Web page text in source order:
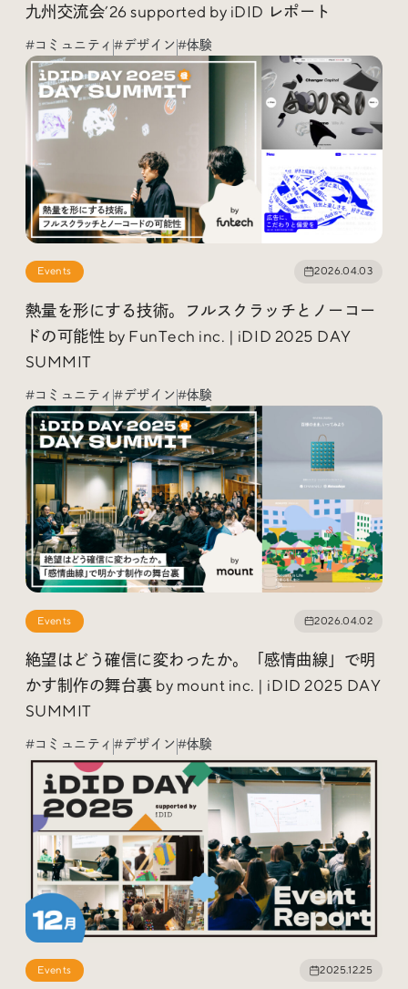
Radio
iDID Podcast
「iDID RADIO」を隔週で公開中！
クリエイティブ業界のニュースやイベント情報、 今週話
題になったサイトなどを30分でお届けします。
AboutNews
Trend Tags
#Podcast #デザイン
#Webサイト #サイトレビュー
#デジタルデザイン #コミュニティ
#ブランディング #ご当地クリエイター
#シェアオフィス
Social
@iDID_team 平日ほぼ毎日投稿中！
@iDID.team
Project by
Wab Design
Privacy Policy
九州交流会’26 supported by iDID レポート
#コミュニティ #デザイン#体験
Events 2026.04.03
熱量を形にする技術。フルスクラッチとノーコー
ドの可能性 by FunTech inc. | iDID 2025 DAY
SUMMIT
#コミュニティ #デザイン#体験
Events 2026.04.02
絶望はどう確信に変わったか。「感情曲線」で明
かす制作の舞台裏 by mount inc. | iDID 2025 DAY
SUMMIT
#コミュニティ #デザイン#体験
Events 2025.12.25